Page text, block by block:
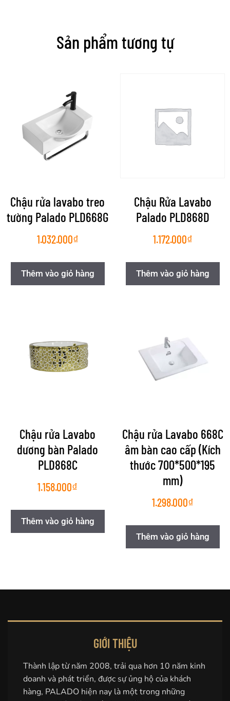
Sản phẩm tương tự
Chậu rửa lavabo treo
tường Palado PLD668G
1.032.000₫
Thêm vào giỏ hàng
Chậu Rửa Lavabo
Palado PLD868D
1.172.000₫
Thêm vào giỏ hàng
Chậu rửa Lavabo
dương bàn Palado
PLD868C
1.158.000₫
Thêm vào giỏ hàng
Chậu rửa Lavabo 668C
âm bàn cao cấp (Kích
thước 700*500*195
mm)
1.298.000₫
Thêm vào giỏ hàng
GIỚI THIỆU
Thành lập từ năm 2008, trải qua hơn 10 năm kinh
doanh và phát triển, được sự ủng hộ của khách
hàng, PALADO hiện nay là một trong những